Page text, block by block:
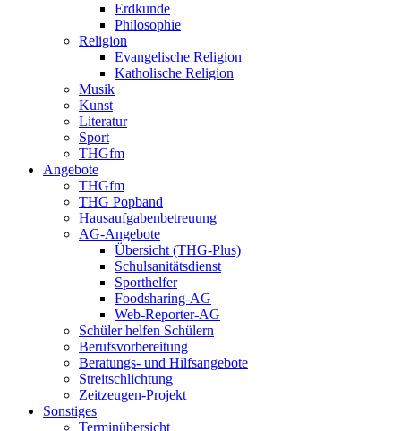
Erdkunde
Philosophie
Religion
Evangelische Religion
Katholische Religion
Musik
Kunst
Literatur
Sport
THGfm
Angebote
THGfm
THG Popband
Hausaufgabenbetreuung
AG-Angebote
Übersicht (THG-Plus)
Schulsanitätsdienst
Sporthelfer
Foodsharing-AG
Web-Reporter-AG
Schüler helfen Schülern
Berufsvorbereitung
Beratungs- und Hilfsangebote
Streitschlichtung
Zeitzeugen-Projekt
Sonstiges
Terminübersicht